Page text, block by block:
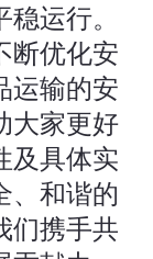
运行。
断优化安
运输的安
大家更好
及具体实
、和谐的
们携手共